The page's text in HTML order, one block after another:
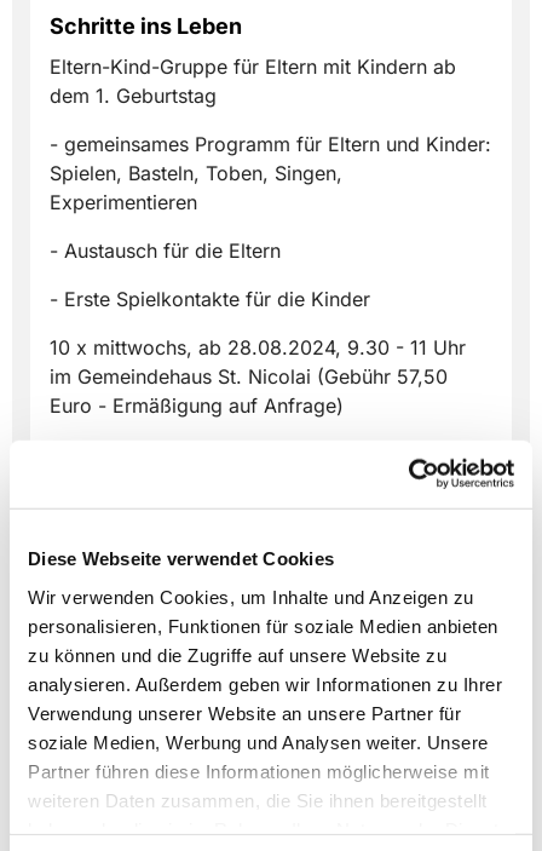
Diese Webseite verwendet Cookies
Wir verwenden Cookies, um Inhalte und Anzeigen zu
personalisieren, Funktionen für soziale Medien anbieten
zu können und die Zugriffe auf unsere Website zu
analysieren. Außerdem geben wir Informationen zu Ihrer
Verwendung unserer Website an unsere Partner für
soziale Medien, Werbung und Analysen weiter. Unsere
Partner führen diese Informationen möglicherweise mit
weiteren Daten zusammen, die Sie ihnen bereitgestellt
Schritte ins Leben
Eltern-Kind-Gruppe für Eltern mit Kindern ab
dem 1. Geburtstag
- gemeinsames Programm für Eltern und Kinder:
Spielen, Basteln, Toben, Singen,
Experimentieren
- Austausch für die Eltern
- Erste Spielkontakte für die Kinder
10 x mittwochs, ab 28.08.2024, 9.30 - 11 Uhr
im Gemeindehaus St. Nicolai (Gebühr 57,50
Euro - Ermäßigung auf Anfrage)
Dies könnte Sie auch
interessieren